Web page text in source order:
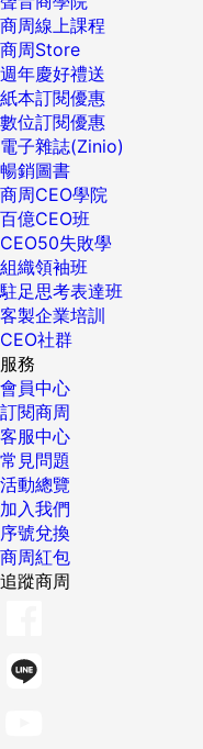
商周線上課程
商周Store
週年慶好禮送
紙本訂閱優惠
數位訂閱優惠
電子雜誌(Zinio)
暢銷圖書
商周CEO學院
百億CEO班
CEO50失敗學
組織領袖班
駐足思考表達班
客製企業培訓
CEO社群
服務
會員中心
訂閱商周
客服中心
常見問題
活動總覽
加入我們
序號兌換
商周紅包
追蹤商周